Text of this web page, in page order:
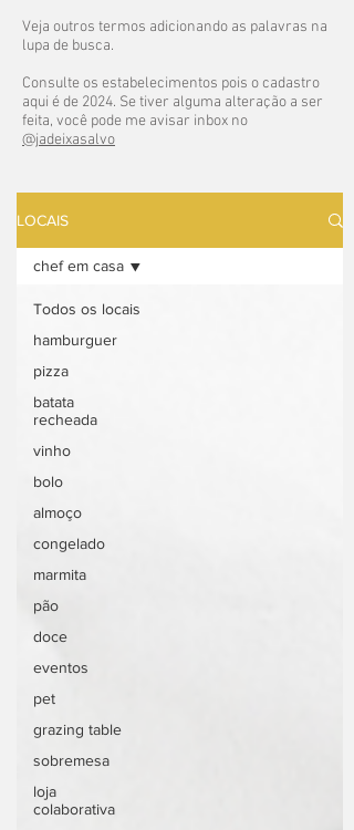
Veja outros termos adicionando as palavras na
lupa de busca.
Consulte os estabelecimentos pois o cadastro
aqui é de 2024. Se tiver alguma alteração a ser
feita, você pode me avisar inbox no
@jadeixasalvo
LOCAIS
Todos os locais
hamburguer
pizza
batata
recheada
vinho
bolo
almoço
congelado
marmita
pão
doce
eventos
pet
grazing table
sobremesa
loja
colaborativa
chef em casa